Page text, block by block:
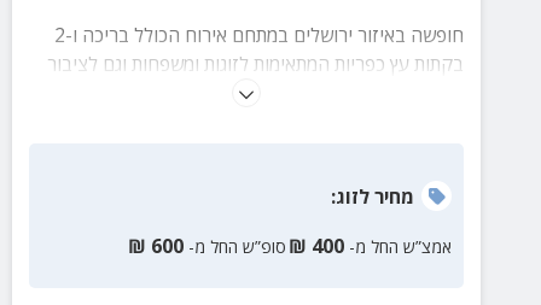
חופשה באיזור ירושלים במתחם אירוח הכולל בריכה ו-2
בקתות עץ כפריות המתאימות לזוגות ומשפחות וגם לציבור
מחירלזוג:
אמצ”ש החל מ- 400
₪ סופ”ש החל מ- 600
₪